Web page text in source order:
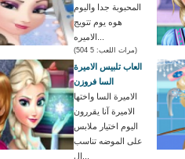
المحبوبة جدا واليوم
هوه يوم تتويج
(مرات اللعب: 5 504)
العاب تلبيس الاميرة
السا فروزن
الاميرة السا واختها
الاميرة آنا يقررون
اليوم اختيار ملابس
على الموضه تناسب